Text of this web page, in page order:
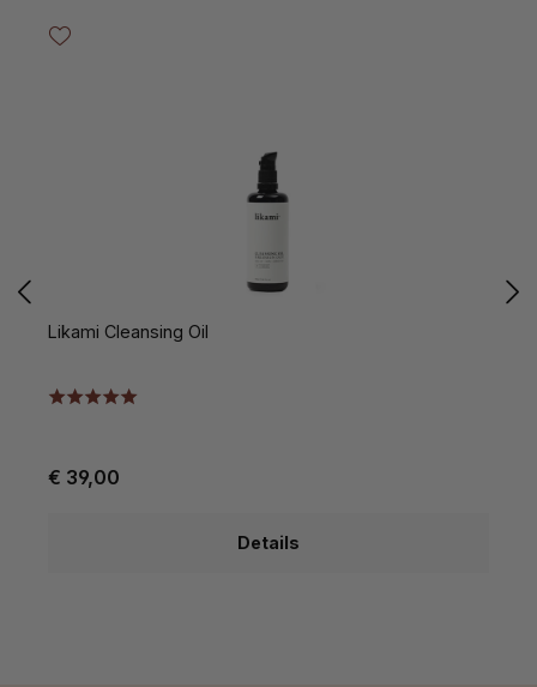
Likami Cleansing Oil
€ 39,00
Details